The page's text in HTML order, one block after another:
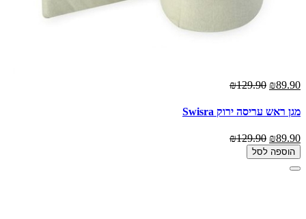
₪89.90
₪129.90
מגן ראש עריסה ירוק Swisra
₪89.90
₪129.90
הוספה לסל